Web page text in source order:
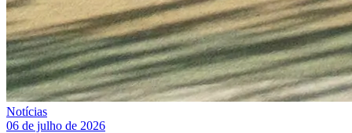
Notícias
06 de julho de 2026